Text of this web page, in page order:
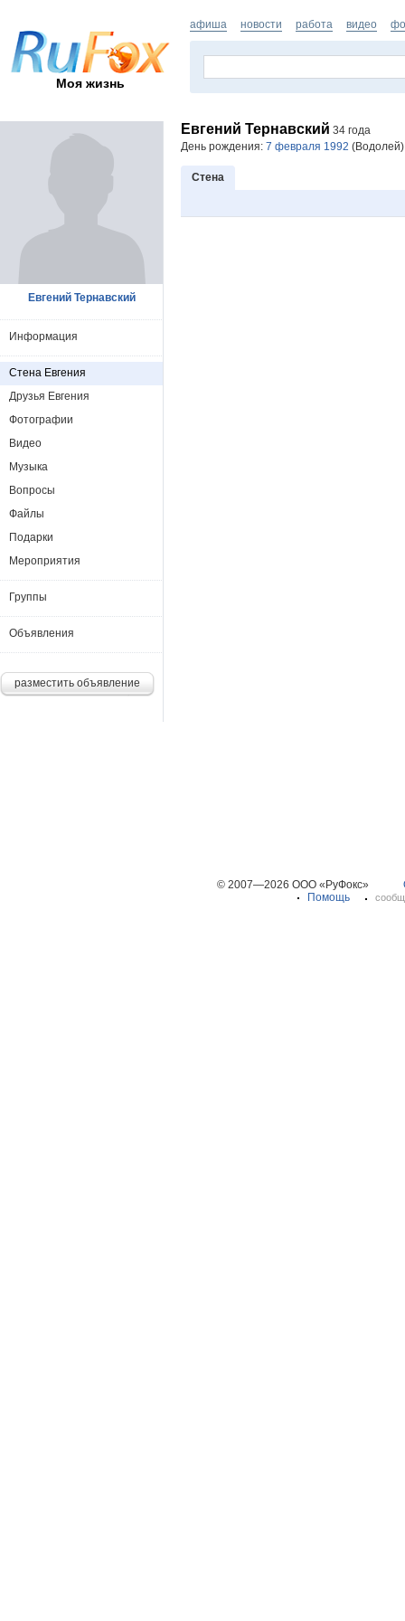
Моя жизнь
афиша новости работа видео
Евгений Тернавский 34 года
День рождения: 7 февраля 1992
Стена
Евгений Тернавский
Информация
Стена Евгения
Друзья Евгения
Фотографии
Видео
Музыка
Вопросы
Файлы
Подарки
Мероприятия
Группы
Объявления
разместить объявление
© 2007—2026 ООО «РуФокс»
Помощь